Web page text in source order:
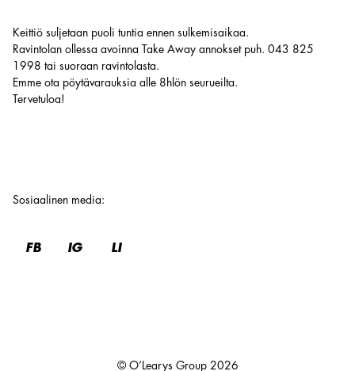
Keittiö suljetaan puoli tuntia ennen sulkemisaikaa.
Ravintolan ollessa avoinna Take Away annokset puh. 043 825
1998 tai suoraan ravintolasta.
Emme ota pöytävarauksia alle 8hlön seurueilta.
Tervetuloa!
Sosiaalinen media:
FB IG LI
© O’Learys Group 2026